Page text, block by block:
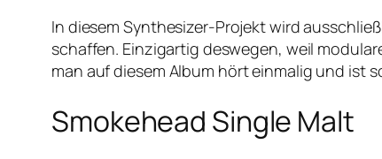
In diesem Synthesizer-Projekt wird
schaffen. Einzigartig deswegen, weil
man auf diesem Album hört einmalig und ist
Smokehead Single Malt